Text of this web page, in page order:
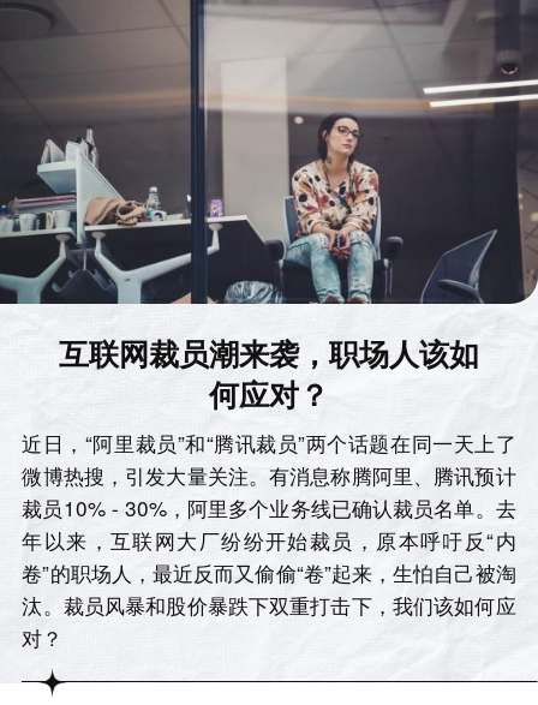
互联网裁员潮来袭，职场人该如
何应对？
近日，“阿里裁员”和“腾讯裁员”两个话题在同一天上了
微博热搜，引发大量关注。有消息称腾阿里、腾讯预计
裁员10% - 30%，阿里多个业务线已确认裁员名单。去
年以来，互联网大厂纷纷开始裁员，原本呼吁反“内
卷”的职场人，最近反而又偷偷“卷”起来，生怕自己被淘
汰。裁员风暴和股价暴跌下双重打击下，我们该如何应
对？